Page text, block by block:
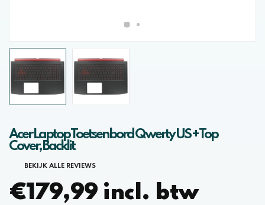
Acer Laptop Toetsenbord Qwerty US + Top
Cover, Backlit
BEKIJK ALLE REVIEWS
€179,99 incl. btw